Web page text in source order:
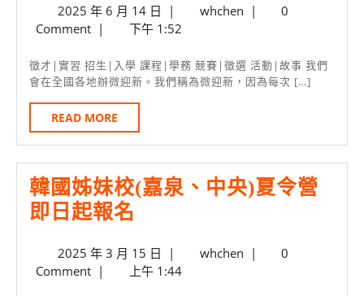
26
日
加
退
選
截
止
資
管
迎
新
車
6/15(日)
下
點
2025 年 6 月 14 日 2025
年
月
14
| whchenwhchen
|
0
Comment | 下午 1:52
徵才|實習 招生|入學 課程|學務 競賽|徵選 活動|故事 我們
會在全國各地辦微迎新。我們稱為微迎新，因為每次 […]
READ MORE
MORE
韓國姊妹校(嘉泉、中央)夏令營
即日起報名
姊
妹
2025 年 3 月 15 日 2025
年
| whchenwhchen
|
0
Comment | 上午 1:44